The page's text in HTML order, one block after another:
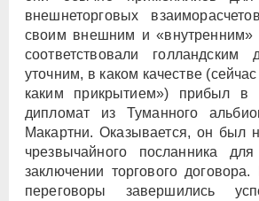
внешнеторговых
своим внешним и «внутренним»
соответствовали голландским
уточним, в каком качестве
каким прикрытием») прибыл в
дипломат из Туманного
Макартни. Оказывается, он был
чрезвычайного посланника
заключении торгового
переговоры завершились